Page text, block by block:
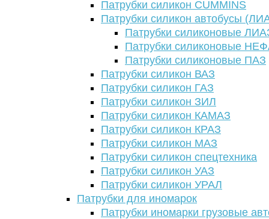
Патрубки силикон CUMMINS
Патрубки силикон автобусы
Патрубки силиконовые
Патрубки силиконовые
Патрубки силиконовые ПАЗ
Патрубки силикон ВАЗ
Патрубки силикон ГАЗ
Патрубки силикон ЗИЛ
Патрубки силикон КАМАЗ
Патрубки силикон КРАЗ
Патрубки силикон МАЗ
Патрубки силикон спецтехника
Патрубки силикон УАЗ
Патрубки силикон УРАЛ
Патрубки для иномарок
Патрубки иномарки грузовые